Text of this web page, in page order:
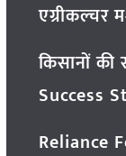
किसानों
Success
Reliance